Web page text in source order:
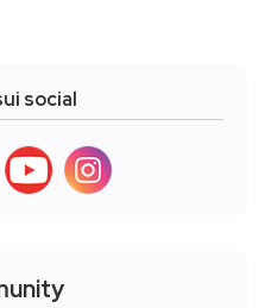
social